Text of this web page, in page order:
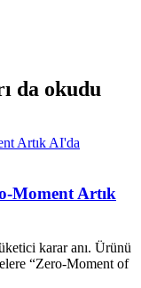
da okudu
Moment Artık
karar anı. Ürünü
“Zero-Moment of